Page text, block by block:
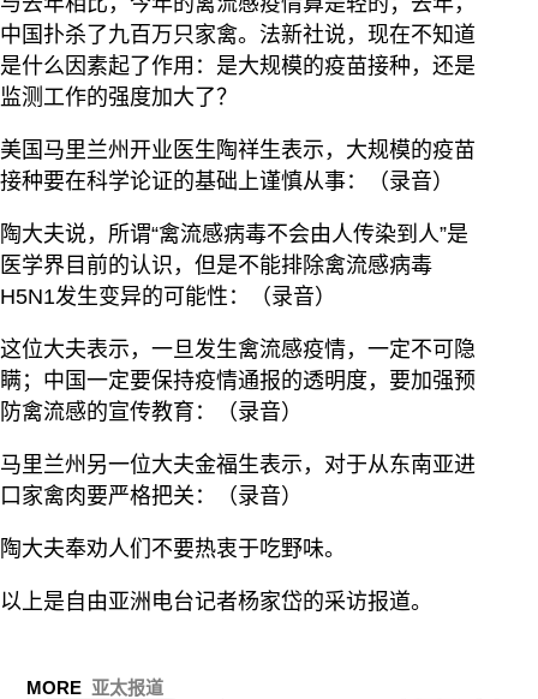
中国扑杀了九百万只家禽。法新社说，现在不知道
是什么因素起了作用：是大规模的疫苗接种，还是
监测工作的强度加大了？
美国马里兰州开业医生陶祥生表示，大规模的疫苗
接种要在科学论证的基础上谨慎从事：（录音）
陶大夫说，所谓“禽流感病毒不会由人传染到人”是
医学界目前的认识，但是不能排除禽流感病毒
H5N1发生变异的可能性：（录音）
这位大夫表示，一旦发生禽流感疫情，一定不可隐
瞒；中国一定要保持疫情通报的透明度，要加强预
防禽流感的宣传教育：（录音）
马里兰州另一位大夫金福生表示，对于从东南亚进
口家禽肉要严格把关：（录音）
陶大夫奉劝人们不要热衷于吃野味。
以上是自由亚洲电台记者杨家岱的采访报道。
MORE 亚太报道